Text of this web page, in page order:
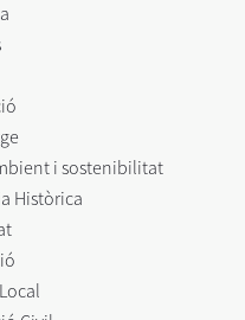
i sostenibilitat
Històrica